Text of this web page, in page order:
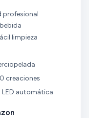
profesional
limpieza
creaciones
automática